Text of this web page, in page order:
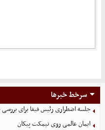
سرخط خبرها
جلسه اضطراری رئیس فیفا برای
ایمان عالمی روی نیمکت پیکان